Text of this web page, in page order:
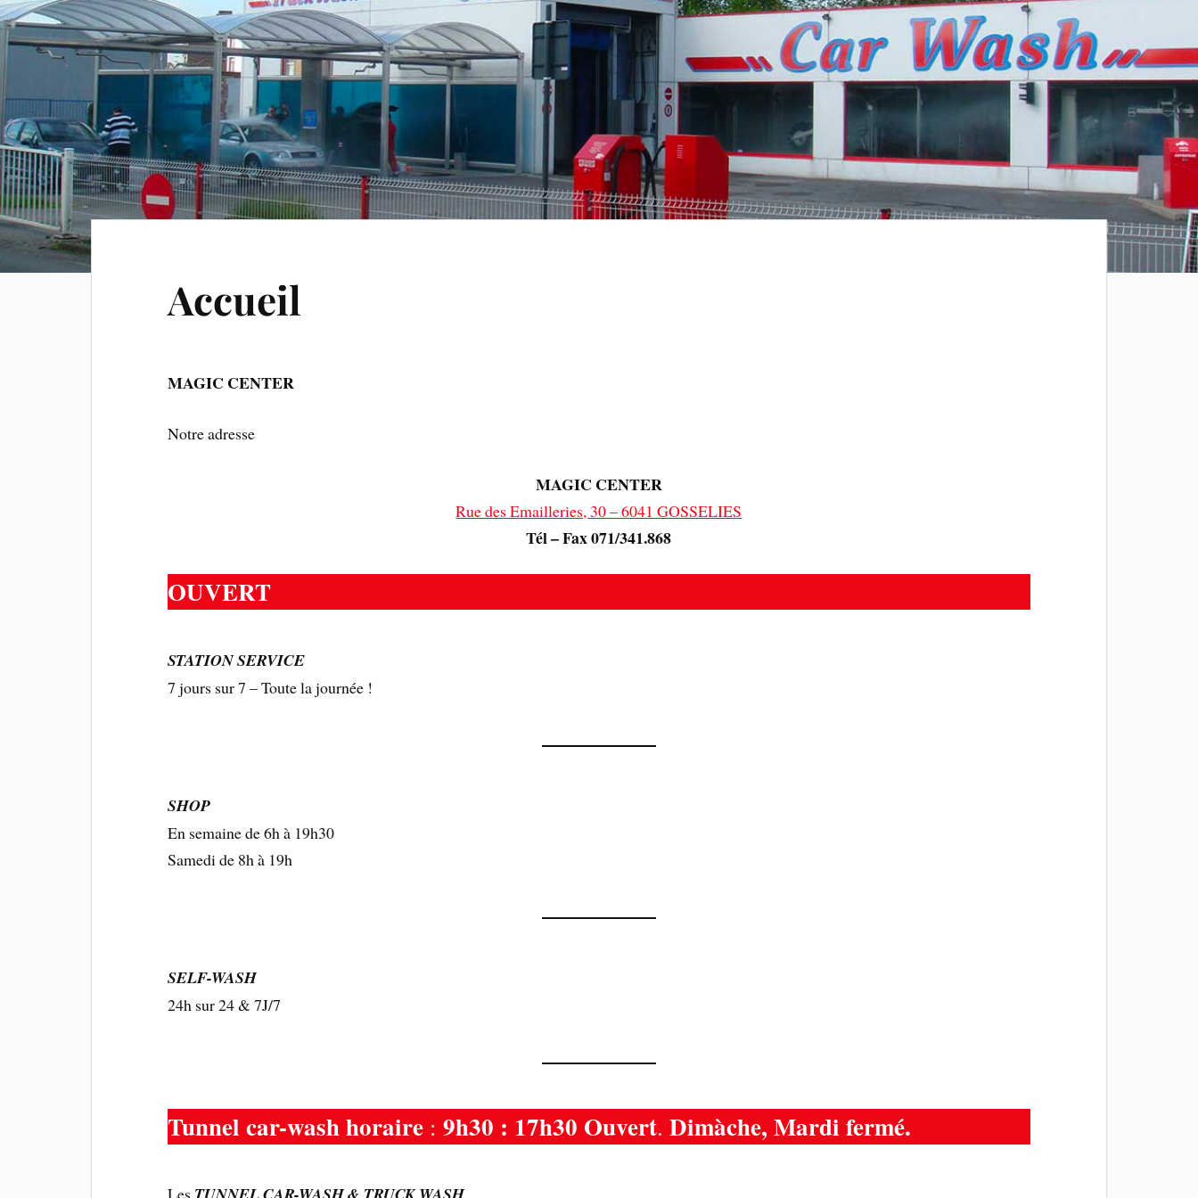
Accueil
MAGIC CENTER
Notre adresse
MAGIC CENTER
Rue des Emailleries, 30 – 6041 GOSSELIES
Tél – Fax 071/341.868
OUVERT
STATION SERVICE
7 jours sur 7 – Toute la journée !
SHOP
En semaine de 6h à 19h30
Samedi de 8h à 19h
SELF-WASH
24h sur 24 & 7J/7
Tunnel car-wash horaire :9h30 : 17h30 Ouvert.Dimàche, Mardi fermé.